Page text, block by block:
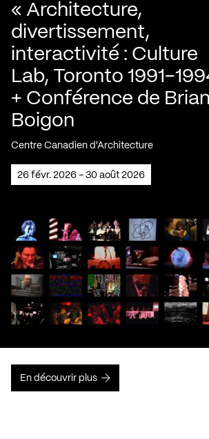
« Architecture,
divertissement,
interactivité : Culture
Lab, Toronto 1991-
+ Conférence de Brian
Boigon
Centre Canadien d'Architecture
26 févr. 2026 - 30 août 2026
En découvrir plus